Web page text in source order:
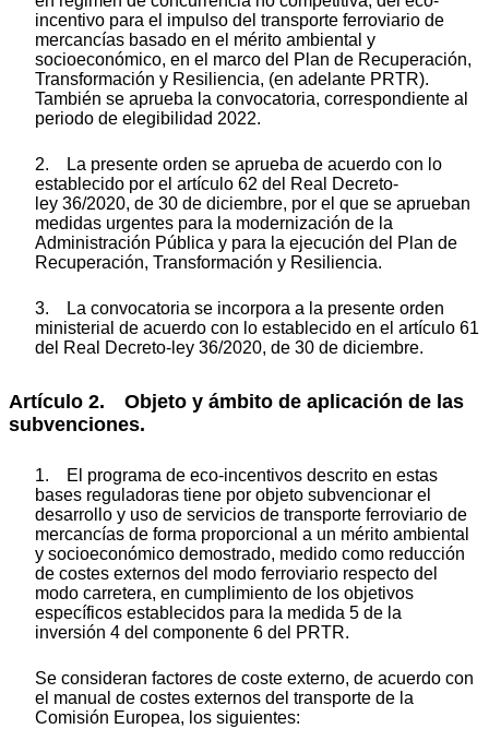
incentivo para el impulso del transporte ferroviario de
mercancías basado en el mérito ambiental y
socioeconómico, en el marco del Plan de Recuperación,
Transformación y Resiliencia, (en adelante PRTR).
También se aprueba la convocatoria, correspondiente al
periodo de elegibilidad 2022.
2. La presente orden se aprueba de acuerdo con lo
establecido por el artículo 62 del Real Decreto-
ley 36/2020, de 30 de diciembre, por el que se aprueban
medidas urgentes para la modernización de la
Administración Pública y para la ejecución del Plan de
Recuperación, Transformación y Resiliencia.
3. La convocatoria se incorpora a la presente orden
ministerial de acuerdo con lo establecido en el artículo 61
del Real Decreto-ley 36/2020, de 30 de diciembre.
Artículo 2. Objeto y ámbito de aplicación de las
subvenciones.
1. El programa de eco-incentivos descrito en estas
bases reguladoras tiene por objeto subvencionar el
desarrollo y uso de servicios de transporte ferroviario de
mercancías de forma proporcional a un mérito ambiental
y socioeconómico demostrado, medido como reducción
de costes externos del modo ferroviario respecto del
modo carretera, en cumplimiento de los objetivos
específicos establecidos para la medida 5 de la
inversión 4 del componente 6 del PRTR.
Se consideran factores de coste externo, de acuerdo con
el manual de costes externos del transporte de la
Comisión Europea, los siguientes: